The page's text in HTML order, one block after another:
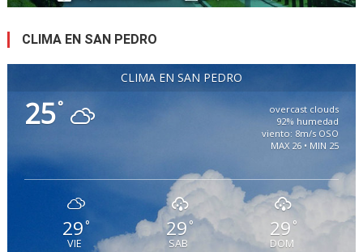
CLIMA EN SAN PEDRO
CLIMA EN SAN PEDRO
25°
overcast clouds
92% humedad
viento: 8m/s OSO
MAX 26 • MIN 25
29°
VIE
29 °
SAB
29 °
DOM